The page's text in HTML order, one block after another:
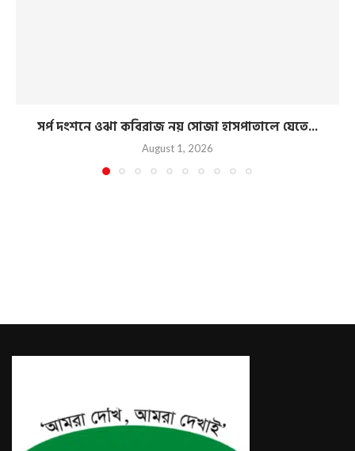
সর্প দংশনে ওঝা কবিরাজ নয় সোজা হাসপাতালে যেতে...
August 1, 2026